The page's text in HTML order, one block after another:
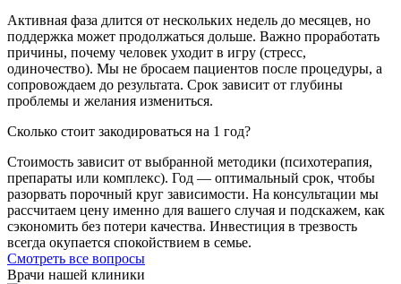
Активная фаза длится от нескольких недель до месяцев, но
поддержка может продолжаться дольше. Важно проработать
причины, почему человек уходит в игру (стресс,
одиночество). Мы не бросаем пациентов после процедуры, а
сопровождаем до результата. Срок зависит от глубины
проблемы и желания измениться.
Сколько стоит закодироваться на 1 год?
Стоимость зависит от выбранной методики (психотерапия,
препараты или комплекс). Год — оптимальный срок, чтобы
разорвать порочный круг зависимости. На консультации мы
рассчитаем цену именно для вашего случая и подскажем, как
сэкономить без потери качества. Инвестиция в трезвость
всегда окупается спокойствием в семье.
Cмотреть все вопросы
Врачи нашей клиники